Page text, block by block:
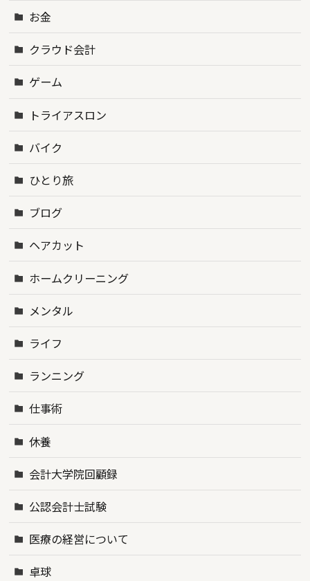
お金
クラウド会計
ゲーム
トライアスロン
バイク
ひとり旅
ブログ
ヘアカット
ホームクリーニング
メンタル
ライフ
ランニング
仕事術
休養
会計大学院回顧録
公認会計士試験
医療の経営について
卓球